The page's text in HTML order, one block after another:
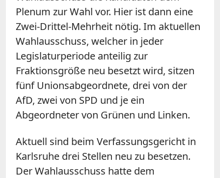
Plenum zur Wahl vor. Hier ist dann eine
Zwei-Drittel-Mehrheit nötig. Im aktuellen
Wahlausschuss, welcher in jeder
Legislaturperiode anteilig zur
Fraktionsgröße neu besetzt wird, sitzen
fünf Unionsabgeordnete, drei von der
AfD, zwei von SPD und je ein
Abgeordneter von Grünen und Linken.
Aktuell sind beim Verfassungsgericht in
Karlsruhe drei Stellen neu zu besetzen.
Der Wahlausschuss hatte dem